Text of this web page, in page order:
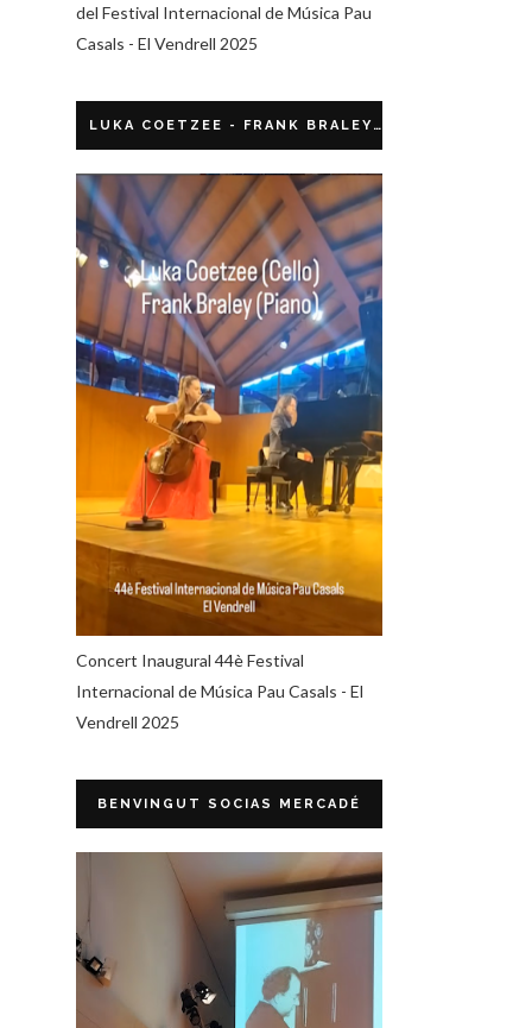
del Festival Internacional de Música Pau
Casals - El Vendrell 2025
LUKA COETZEE - FRANK BRALEY
Concert Inaugural 44è Festival
Internacional de Música Pau Casals - El
Vendrell 2025
BENVINGUT SOCIAS MERCADÉ